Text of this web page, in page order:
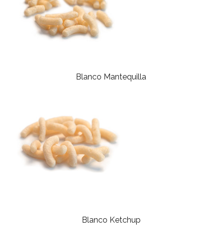
Blanco Mantequilla
Blanco Ketchup